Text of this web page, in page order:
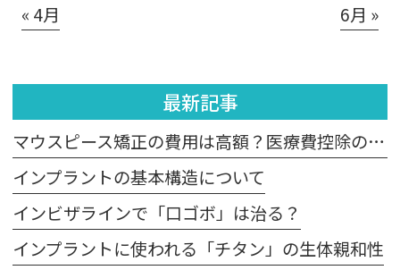
« 4月 6月 »
最新記事
マウスピース矯正の費用は高額？医療費控除の適用は？
インプラントの基本構造について
インビザラインで「口ゴボ」は治る？
インプラントに使われる「チタン」の生体親和性